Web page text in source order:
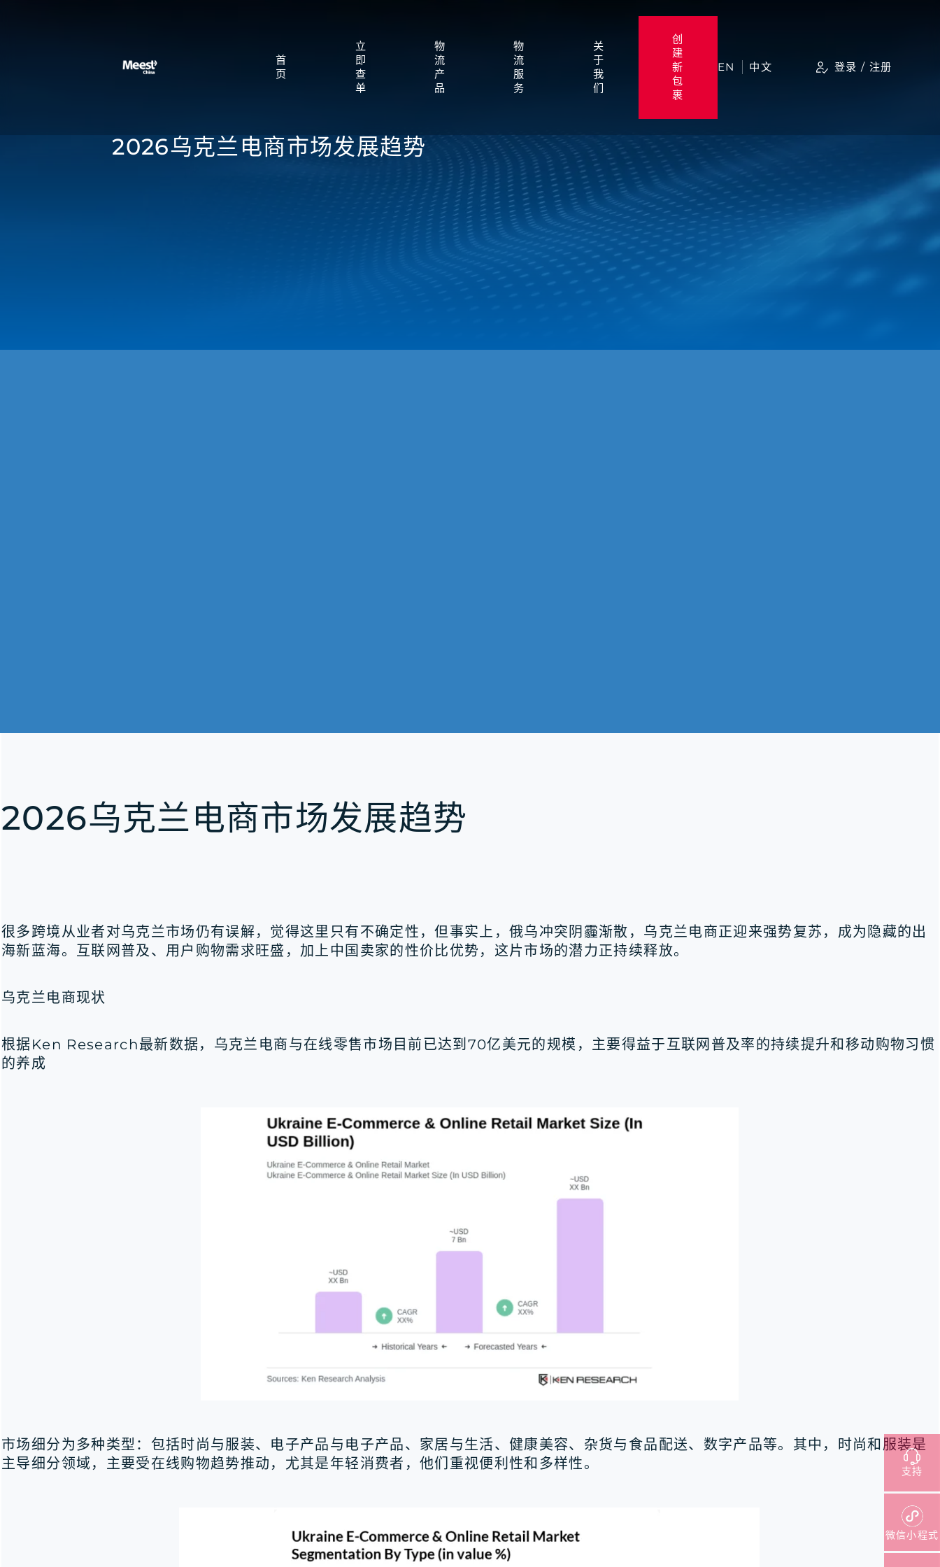
首
页
立
即
查
单
物
流
产
品
物
流
服
务
关
于
我
们
创
建
新
包
裹
EN 中文 登录 / 注册
2026乌克兰电商市场发展趋势
2026乌克兰电商市场发展趋势
很多跨境从业者对乌克兰市场仍有误解，觉得这里只有不确定性，但事实上，俄乌冲突阴霾渐散，乌克兰电商正迎来强势复苏，成为隐藏的出
海新蓝海。互联网普及、用户购物需求旺盛，加上中国卖家的性价比优势，这片市场的潜力正持续释放。
乌克兰电商现状
根据Ken Research最新数据，乌克兰电商与在线零售市场目前已达到70亿美元的规模，主要得益于互联网普及率的持续提升和移动购物习惯
的养成
市场细分为多种类型：包括时尚与服装、电子产品与电子产品、家居与生活、健康美容、杂货与食品配送、数字产品等。其中，时尚和服装是
主导细分领域，主要受在线购物趋势推动，尤其是年轻消费者，他们重视便利性和多样性。
支持
微信小程式